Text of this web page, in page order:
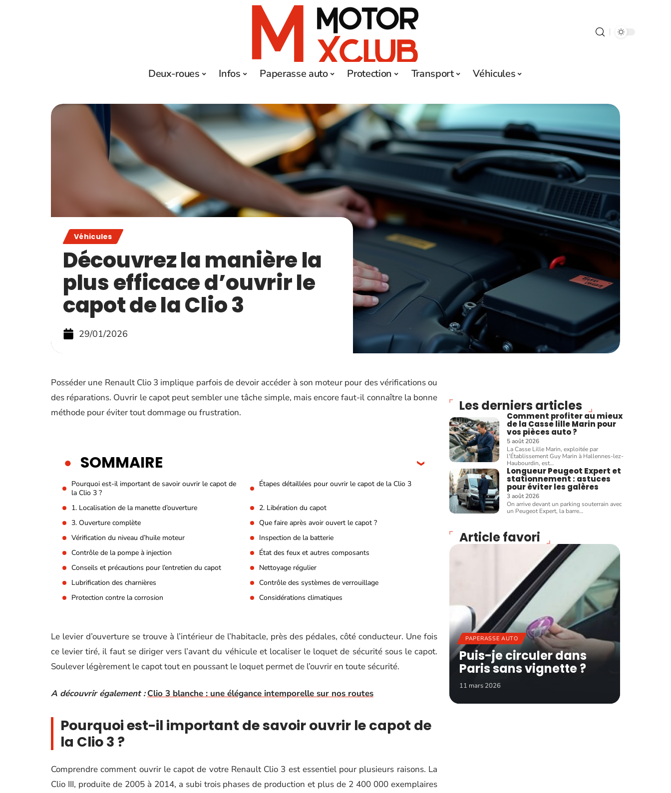
Deux-roues Infos Paperasse auto Protection Transport Véhicules
Véhicules
Découvrez la manière la
plus efficace d’ouvrir le
capot de la Clio 3
29/01/2026
Posséder une Renault Clio 3 implique parfois de devoir accéder à son moteur pour des vérifications ou
des réparations. Ouvrir le capot peut sembler une tâche simple, mais encore faut-il connaître la bonne
méthode pour éviter tout dommage ou frustration.
SOMMAIRE
Pourquoi est-il important de savoir ouvrir le capot de
la Clio 3 ?
Étapes détaillées pour ouvrir le capot de la Clio 3
1. Localisation de la manette d’ouverture
2. Libération du capot
3. Ouverture complète
Que faire après avoir ouvert le capot ?
Vérification du niveau d’huile moteur
Inspection de la batterie
Contrôle de la pompe à injection
État des feux et autres composants
Conseils et précautions pour l’entretien du capot
Nettoyage régulier
Lubrification des charnières
Contrôle des systèmes de verrouillage
Protection contre la corrosion
Considérations climatiques
Le levier d’ouverture se trouve à l’intérieur de l’habitacle, près des pédales, côté conducteur. Une fois
ce levier tiré, il faut se diriger vers l’avant du véhicule et localiser le loquet de sécurité sous le capot.
Soulever légèrement le capot tout en poussant le loquet permet de l’ouvrir en toute sécurité.
A découvrir également : Clio 3 blanche : une élégance intemporelle sur nos routes
Pourquoi est-il important de savoir ouvrir le capot de
la Clio 3 ?
Comprendre comment ouvrir le capot de votre Renault Clio 3 est essentiel pour plusieurs raisons. La
Clio III, produite de 2005 à 2014, a subi trois phases de production et plus de 2 400 000 exemplaires
Les derniers articles
Comment profiter au mieux
de la Casse lille Marin pour
vos pièces auto ?
5 août 2026
La Casse Lille Marin, exploitée par
l'Établissement Guy Marin à Hallennes-lez-
Haubourdin, est…
Longueur Peugeot Expert et
stationnement : astuces
pour éviter les galères
3 août 2026
On arrive devant un parking souterrain avec
un Peugeot Expert, la barre…
Article favori
PAPERASSE AUTO
Puis-je circuler dans
Paris sans vignette ?
11 mars 2026